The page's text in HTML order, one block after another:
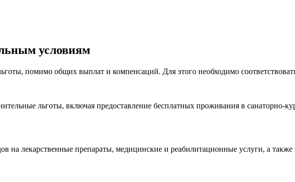
условиям
помимо общих выплат и компенсаций. Для этого необходимо
льготы, включая предоставление бесплатных проживания в санаторно-
лекарственные препараты, медицинские и реабилитационные услуги, а также